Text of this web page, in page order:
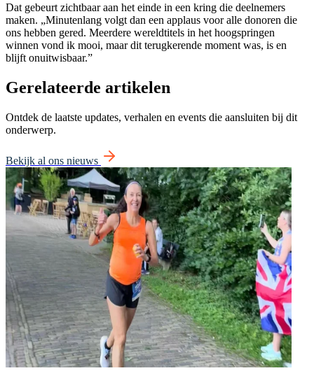
Dat gebeurt zichtbaar aan het einde in een kring die deelnemers
maken. „Minutenlang volgt dan een applaus voor alle donoren die
ons hebben gered. Meerdere wereldtitels in het hoogspringen
winnen vond ik mooi, maar dit terugkerende moment was, is en
blijft onuitwisbaar.”
Gerelateerde artikelen
Ontdek de laatste updates, verhalen en events die aansluiten bij dit
onderwerp.
Bekijk al ons nieuws